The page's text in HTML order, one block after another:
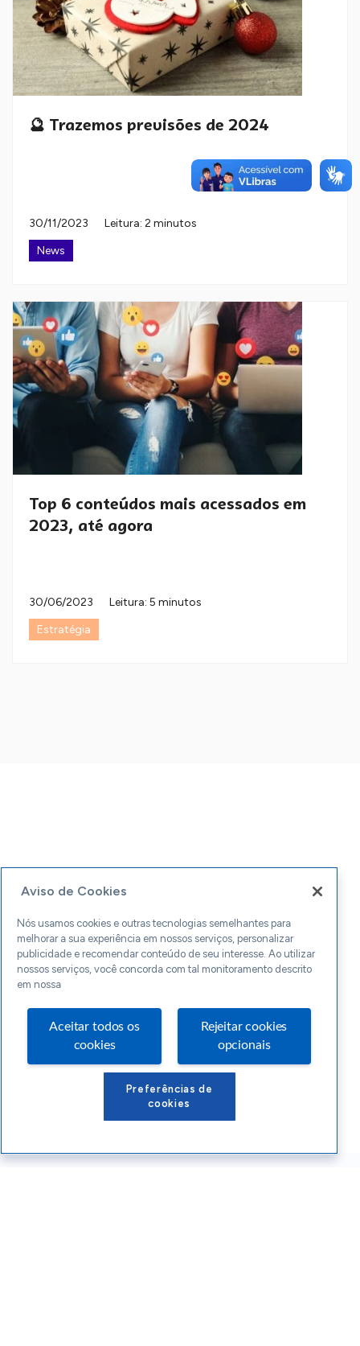
🔮 Trazemos previsões de 2024
30/11/2023
Leitura: 2 minutos
News
Top 6 conteúdos mais acessados em
2023, até agora
30/06/2023
Leitura: 5 minutos
Estratégia
Aviso de Cookies
Nós usamos cookies e outras tecnologias semelhantes para
melhorar a sua experiência em nossos serviços, personalizar
publicidade e recomendar conteúdo de seu interesse. Ao utilizar
nossos serviços, você concorda com tal monitoramento descrito
em nossa
Aceitar todos os
cookies
Rejeitar cookies
opcionais
Preferências de
cookies